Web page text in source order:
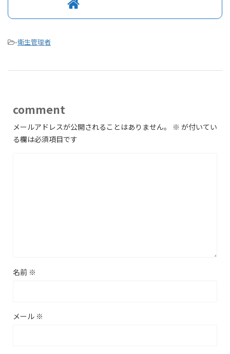
-衛生管理者
comment
メールアドレスが公開されることはありません。 ※ が付いてい
る欄は必須項目です
名前 ※
メール ※